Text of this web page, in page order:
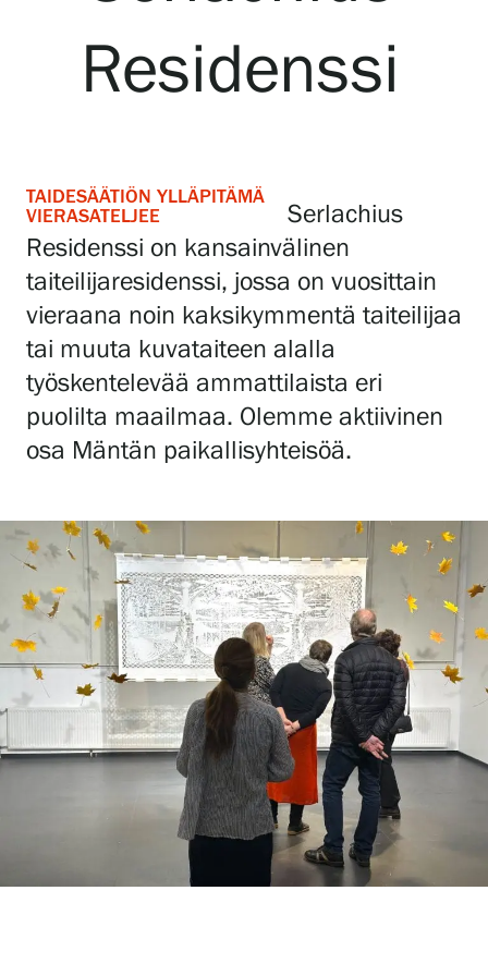
Näyttelyt
Palvelumme
Kokoelmat ja museo
Serlachius Residenssi
SERLACHIUS+
Gösta Serlachiuksen taidesäätiö
Yhteystiedot
Ravintola Gösta
Serlachius Taidesauna
Serlachius Art & Sauna Express
Vastuullisuus
Residenssi
TAIDESÄÄTIÖN YLLÄPITÄMÄ
VIERASATELJEE
Serlachius
Residenssi on kansainvälinen
taiteilijaresidenssi, jossa on vuosittain
vieraana noin kaksikymmentä taiteilijaa
tai muuta kuvataiteen alalla
työskentelevää ammattilaista eri
puolilta maailmaa. Olemme aktiivinen
osa Mäntän paikallisyhteisöä.